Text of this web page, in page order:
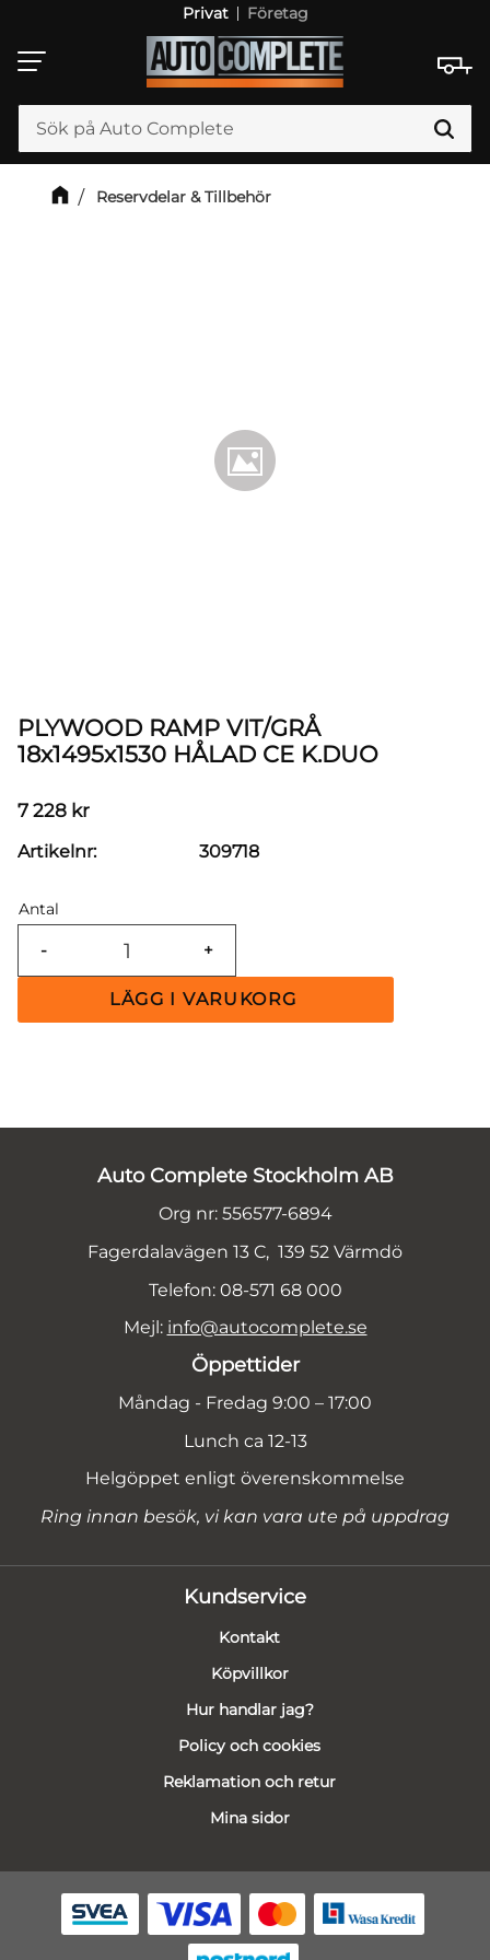
Meny
Privat Företag
Reservdelar & Tillbehör
PLYWOOD RAMP VIT/GRÅ
18x1495x1530 HÅLAD CE K.DUO
7 228 kr
Antal
+
-
Artikelnr 309718
Auto Complete Stockholm AB
Org nr: 556577-6894
Fagerdalavägen 13 C, 139 52 Värmdö
Telefon: 08-571 68 000
Mejl: info@autocomplete.se
Öppettider
Måndag - Fredag 9:00 – 17:00
Lunch ca 12-13
Helgöppet enligt överenskommelse
Ring innan besök, vi kan vara ute på uppdrag
Kundservice
Kontakt
Köpvillkor
Hur handlar jag?
Policy och cookies
Reklamation och retur
Mina sidor